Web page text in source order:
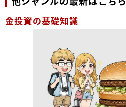
金投資の基礎知識